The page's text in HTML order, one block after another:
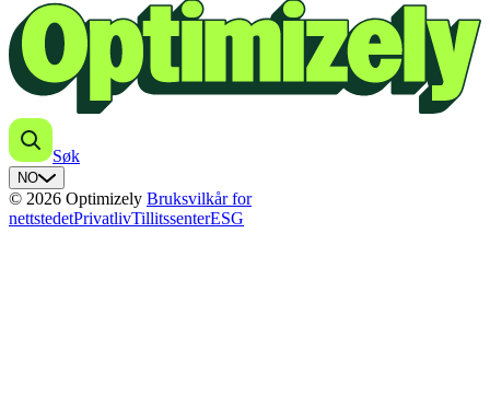
Søk
NO
© 2026 Optimizely Bruksvilkår for
nettstedetPrivatlivTillitssenterESG